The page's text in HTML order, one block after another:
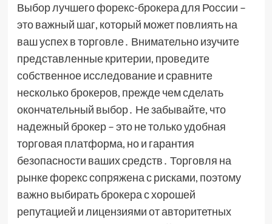
Выбор лучшего форекс-брокера для России –
это важный шаг, который может повлиять на
ваш успех в торговле․ Внимательно изучите
представленные критерии, проведите
собственное исследование и сравните
несколько брокеров, прежде чем сделать
окончательный выбор․ Не забывайте, что
надежный брокер – это не только удобная
торговая платформа, но и гарантия
безопасности ваших средств․ Торговля на
рынке форекс сопряжена с рисками, поэтому
важно выбирать брокера с хорошей
репутацией и лицензиями от авторитетных